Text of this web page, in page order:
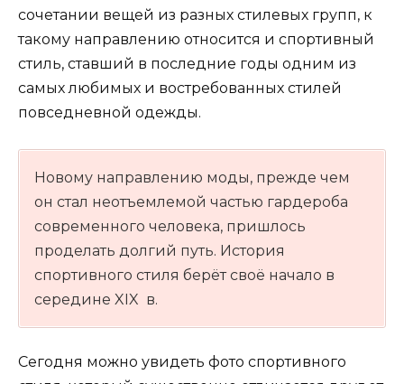
сочетании вещей из разных стилевых групп, к
такому направлению относится и спортивный
стиль, ставший в последние годы одним из
самых любимых и востребованных стилей
повседневной одежды.
Новому направлению моды, прежде чем
он стал неотъемлемой частью гардероба
современного человека, пришлось
проделать долгий путь. История
спортивного стиля берёт своё начало в
середине XIX в.
Сегодня можно увидеть фото спортивного